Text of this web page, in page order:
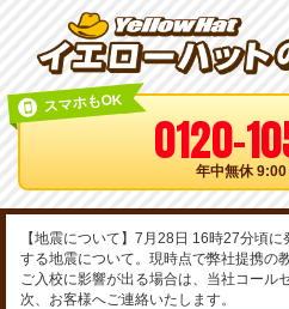
スマホもOK
0120-
年中無休
【地震について】7月28日 16時27分頃
する地震について。現時点で弊社提携の
ご入校に影響が出る場合は、当社コール
次、お客様へご連絡いたします。